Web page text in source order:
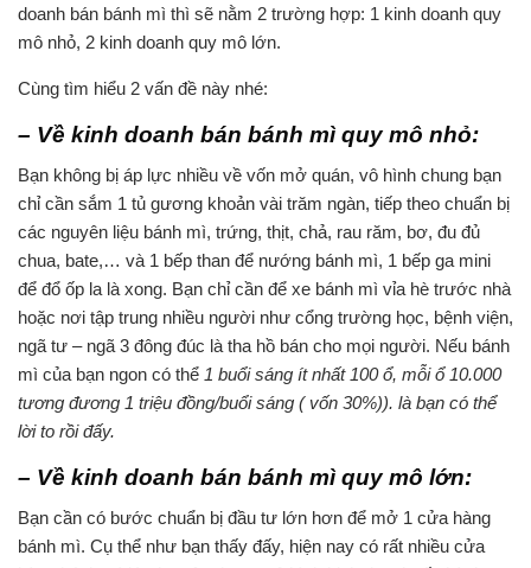
doanh bán bánh mì thì sẽ nằm 2 trường hợp: 1 kinh doanh quy
mô nhỏ, 2 kinh doanh quy mô lớn.
Cùng tìm hiểu 2 vấn đề này nhé:
– Về kinh doanh bán bánh mì quy mô nhỏ:
Bạn không bị áp lực nhiều về vốn mở quán, vô hình chung bạn
chỉ cần sắm 1 tủ gương khoản vài trăm ngàn, tiếp theo chuẩn bị
các nguyên liệu bánh mì, trứng, thịt, chả, rau răm, bơ, đu đủ
chua, bate,… và 1 bếp than để nướng bánh mì, 1 bếp ga mini
để đổ ốp la là xong. Bạn chỉ cần để xe bánh mì vỉa hè trước nhà
hoặc nơi tập trung nhiều người như cổng trường học, bệnh viện,
ngã tư – ngã 3 đông đúc là tha hồ bán cho mọi người. Nếu bánh
mì của bạn ngon có thể 1 buổi sáng ít nhất 100 ổ, mỗi ổ 10.000
tương đương 1 triệu đồng/buổi sáng ( vốn 30%)). là bạn có thể
lời to rồi đấy.
– Về kinh doanh bán bánh mì quy mô lớn:
Bạn cần có bước chuẩn bị đầu tư lớn hơn để mở 1 cửa hàng
bánh mì. Cụ thể như bạn thấy đấy, hiện nay có rất nhiều cửa